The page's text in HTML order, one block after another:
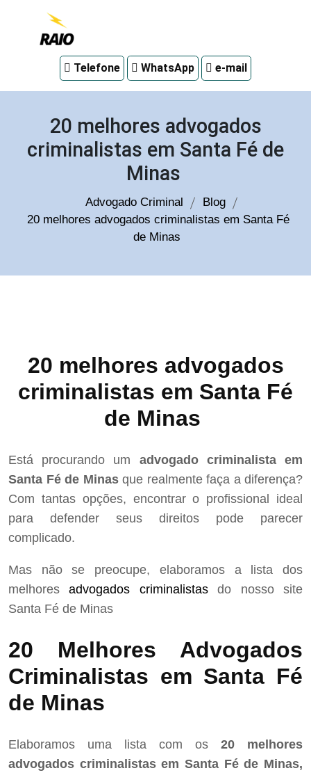
em
Telefone WhatsApp e-mail
20 melhores advogados
criminalistas em Santa Fé de
Minas
Advogado Criminal
Blog
20 melhores advogados criminalistas em Santa Fé
de Minas
20 melhores advogados
criminalistas em Santa Fé
de Minas
Está procurando um advogado criminalista em
Santa Fé de Minasque realmente faça a diferença?
Com tantas opções, encontrar o profissional ideal
para defender seus direitos pode parecer
complicado.
Mas não se preocupe, elaboramos a lista dos
melhoresadvogados criminalistasdo nosso site
Santa Fé de Minas
20 Melhores Advogados
Criminalistas em Santa Fé
de Minas
Elaboramos uma lista com os 20 melhores
advogados criminalistas em Santa Fé de Minas,